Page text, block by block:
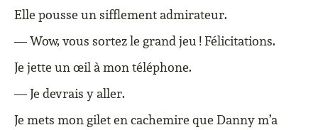
Elle pousse un sifflement admirateur.
— Wow, vous sortez le grand jeu ! Félicitations.
Je jette un œil à mon téléphone.
— Je devrais y aller.
Je mets mon gilet en cachemire que Danny m’a